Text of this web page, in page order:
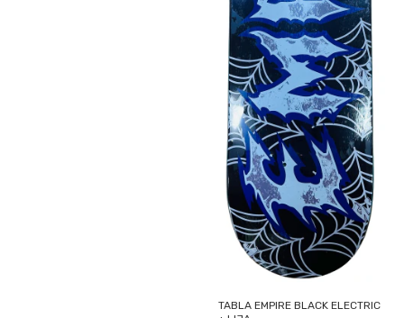
TABLA EMPIRE BLACK ELECTRIC